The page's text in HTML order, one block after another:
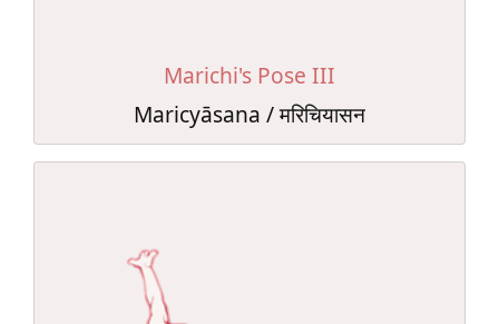
Marichi's Pose III
Maricyāsana / मरिचियासन